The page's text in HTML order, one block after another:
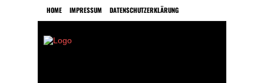
HOME IMPRESSUM DATENSCHUTZERKLÄRUNG